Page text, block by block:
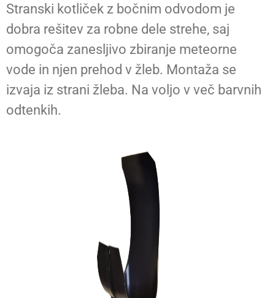
Stranski kotliček z bočnim odvodom je
dobra rešitev za robne dele strehe, saj
omogoča zanesljivo zbiranje meteorne
vode in njen prehod v žleb. Montaža se
izvaja iz strani žleba. Na voljo v več barvnih
odtenkih.